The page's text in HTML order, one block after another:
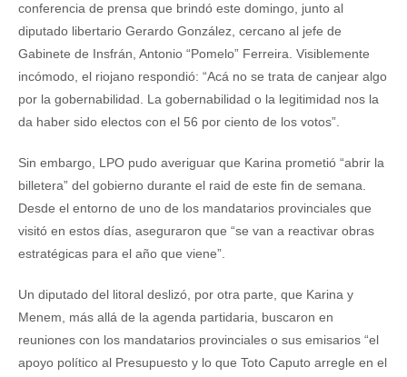
conferencia de prensa que brindó este domingo, junto al
diputado libertario Gerardo González, cercano al jefe de
Gabinete de Insfrán, Antonio “Pomelo” Ferreira. Visiblemente
incómodo, el riojano respondió: “Acá no se trata de canjear algo
por la gobernabilidad. La gobernabilidad o la legitimidad nos la
da haber sido electos con el 56 por ciento de los votos”.
Sin embargo, LPO pudo averiguar que Karina prometió “abrir la
billetera” del gobierno durante el raid de este fin de semana.
Desde el entorno de uno de los mandatarios provinciales que
visitó en estos días, aseguraron que “se van a reactivar obras
estratégicas para el año que viene”.
Un diputado del litoral deslizó, por otra parte, que Karina y
Menem, más allá de la agenda partidaria, buscaron en
reuniones con los mandatarios provinciales o sus emisarios “el
apoyo político al Presupuesto y lo que Toto Caputo arregle en el